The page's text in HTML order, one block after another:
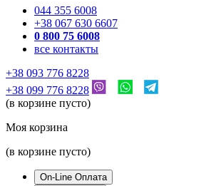
044 355 6008
+38 067 630 6607
0 800 75 6008
все контакты
+38 093 776 8228
+38 099 776 8228
(в корзине пусто)
Моя корзина
(в корзине пусто)
On-Line Оплата